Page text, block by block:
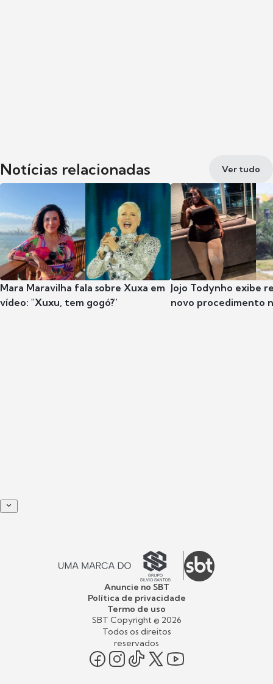
Notícias relacionadas Ver tudo
Mara Maravilha fala sobre Xuxa em
vídeo: "Xuxu, tem gogó?"
Jojo Todynho exibe
novo procedimento
Anuncie no SBT
Política de privacidade
Termo de uso
SBT Copyright © 2026
Todos os direitos
reservados